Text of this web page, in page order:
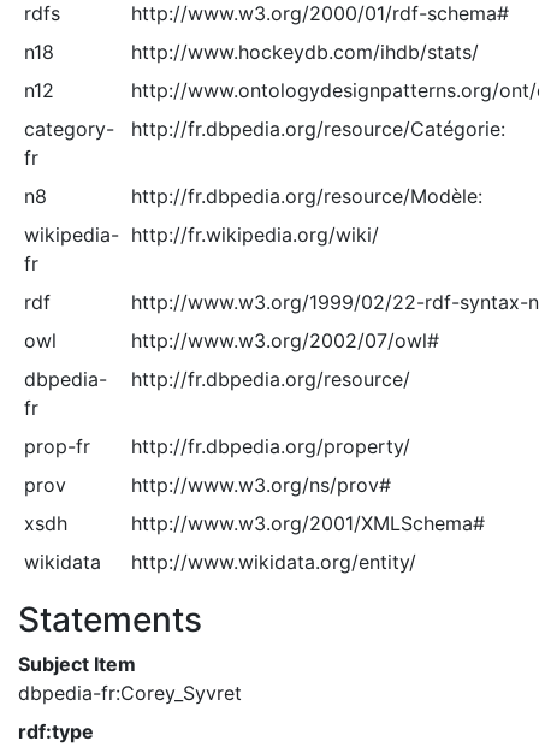
rdfs
http://www.w3.org/2000/01/rdf-schema#
n18
http://www.hockeydb.com/ihdb/stats/
n12
http://www.ontologydesignpatterns.org/
category-
fr
http://fr.dbpedia.org/resource/Catégorie:
n8
http://fr.dbpedia.org/resource/Modèle:
wikipedia-
fr
http://fr.wikipedia.org/wiki/
rdf
http://www.w3.org/1999/02/22-rdf-syntax-
owl
http://www.w3.org/2002/07/owl#
dbpedia-
fr
http://fr.dbpedia.org/resource/
prop-fr
http://fr.dbpedia.org/property/
prov
http://www.w3.org/ns/prov#
xsdh
http://www.w3.org/2001/XMLSchema#
wikidata
http://www.wikidata.org/entity/
Statements
Subject Item
dbpedia-fr:Corey_Syvret
rdf:type